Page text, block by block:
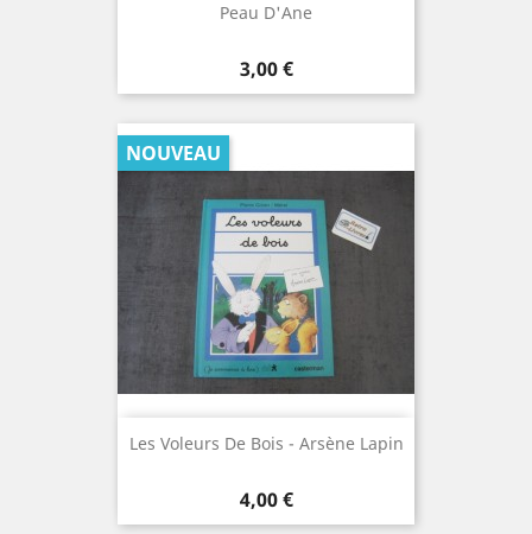
Peau D'Ane
Prix
3,00 €
Les Voleurs De Bois - Arsène Lapin
Prix
4,00 €
NOUVEAU